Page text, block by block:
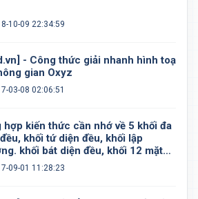
10-09 22:34:59
- Công thức giải nhanh hình toạ
gian Oxyz
03-08 02:06:51
hợp kiến thức cần nhớ về 5 khối đa
khối tứ diện đều, khối lập
khối bát diện đều, khối 12 mặt
20 mặt đều
09-01 11:28:23